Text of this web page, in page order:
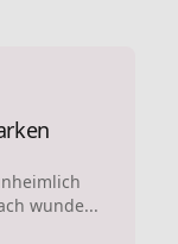
wunde...